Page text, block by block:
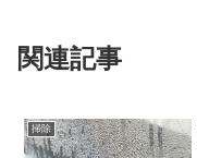
関連記事
掃除